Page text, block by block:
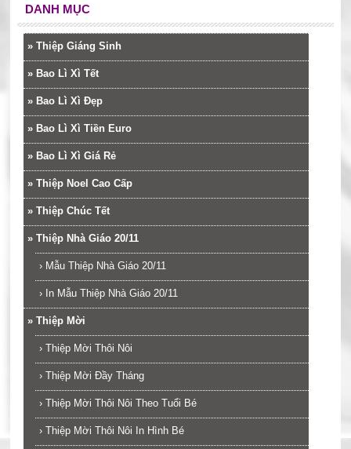
DANH MỤC
» Thiệp Giáng Sinh
» Bao Lì Xì Tết
» Bao Lì Xì Đẹp
» Bao Lì Xì Tiền Euro
» Bao Lì Xì Giá Rẻ
» Thiệp Noel Cao Cấp
» Thiệp Chúc Tết
» Thiệp Nhà Giáo 20/11
› Mẫu Thiệp Nhà Giáo 20/11
› In Mẫu Thiệp Nhà Giáo 20/11
» Thiệp Mời
› Thiệp Mời Thôi Nôi
› Thiệp Mời Đầy Tháng
› Thiệp Mời Thôi Nôi Theo Tuổi Bé
› Thiệp Mời Thôi Nôi In Hình Bé